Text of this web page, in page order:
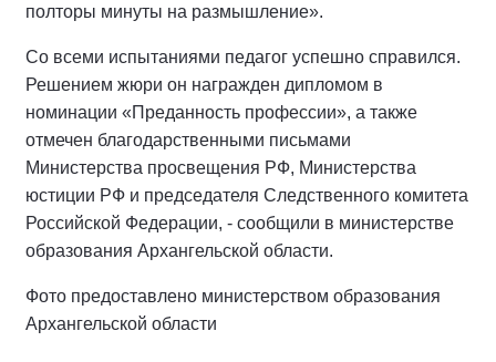
полторы минуты на размышление».
Со всеми испытаниями педагог успешно справился.
Решением жюри он награжден дипломом в
номинации «Преданность профессии», а также
отмечен благодарственными письмами
Министерства просвещения РФ, Министерства
юстиции РФ и председателя Следственного комитета
Российской Федерации, - сообщили в министерстве
образования Архангельской области.
Фото предоставлено министерством образования
Архангельской области